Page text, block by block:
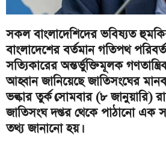
সকল বাংলাদেশিদের ভবিষ্যত
বাংলাদেশের বর্তমান গতিপথ
সত্যিকারের অন্তর্ভুক্তিমূলক
আহ্বান জানিয়েছে জাতিসংঘের
ভল্কার তুর্ক।সোমবার (৮ জানুয়ারি)
জাতিসংঘ দপ্তর থেকে পাঠানো এক
তথ্য জানানো হয়।